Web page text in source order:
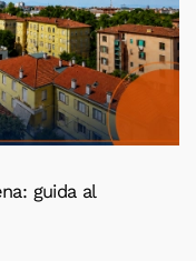
guida al